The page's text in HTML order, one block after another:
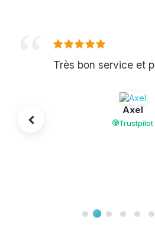
Très bon service et
Axel
Trustpilot